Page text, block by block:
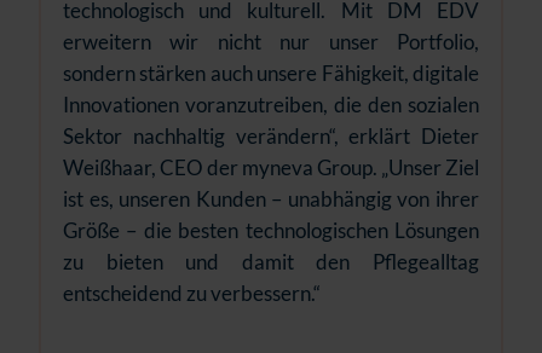
technologisch und kulturell. Mit DM EDV
erweitern wir nicht nur unser Portfolio,
sondern stärken auch unsere Fähigkeit, digitale
Innovationen voranzutreiben, die den sozialen
Sektor nachhaltig verändern“, erklärt Dieter
Weißhaar, CEO der myneva Group. „Unser Ziel
ist es, unseren Kunden – unabhängig von ihrer
Größe – die besten technologischen Lösungen
zu bieten und damit den Pflegealltag
entscheidend zu verbessern.“